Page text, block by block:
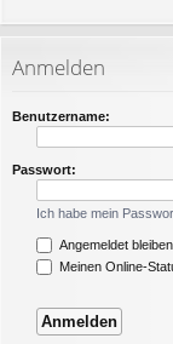
Anmelden
Benutzername:
Passwort:
Ich habe mein
Angemeldet bleiben
Meinen Online-